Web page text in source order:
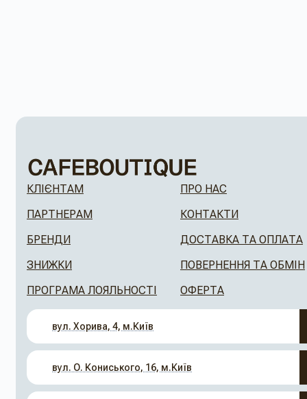
КЛІЄНТАМ
ПАРТНЕРАМ
БРЕНДИ
ЗНИЖКИ
ПРОГРАМА ЛОЯЛЬНОСТІ
ПРО НАС
КОНТАКТИ
ДОСТАВКА ТА ОПЛАТА
ПОВЕРНЕННЯ ТА ОБМІН
ОФЕРТА
вул. Хорива, 4, м.Київ
вул. О. Кониського, 16, м.Київ